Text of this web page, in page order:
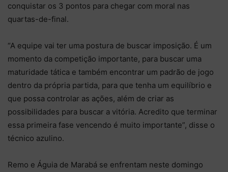
conquistar os 3 pontos para chegar com moral nas
quartas-de-final.
“A equipe vai ter uma postura de buscar imposição. É um
momento da competição importante, para buscar uma
maturidade tática e também encontrar um padrão de jogo
dentro da própria partida, para que tenha um equilíbrio e
que possa controlar as ações, além de criar as
possibilidades para buscar a vitória. Acredito que terminar
essa primeira fase vencendo é muito importante”, disse o
técnico azulino.
Remo e Águia de Marabá se enfrentam neste domingo